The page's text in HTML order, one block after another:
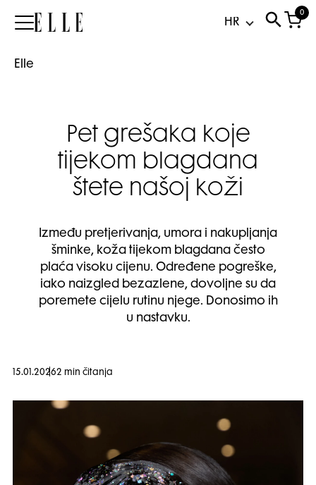
Elle
0
Elle
Pet grešaka koje
tijekom blagdana
štete našoj koži
Između pretjerivanja, umora i nakupljanja
šminke, koža tijekom blagdana često
plaća visoku cijenu. Određene pogreške,
iako naizgled bezazlene, dovoljne su da
poremete cijelu rutinu njege. Donosimo ih
u nastavku.
15.01.20262 min čitanja